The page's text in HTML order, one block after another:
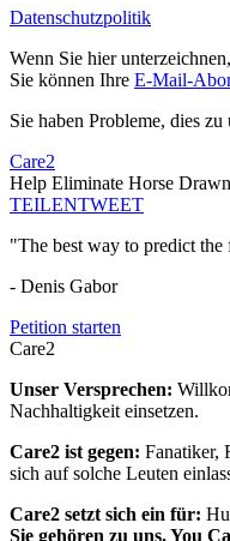
Datenschutzpolitik
Wenn Sie hier
Sie können Ihre E-Mail-
Sie haben Probleme, dies zu
Care2
Help Eliminate Horse
TEILENTWEET
"The best way to predict the
- Denis Gabor
Petition starten
Care2
Unser Versprechen:
Nachhaltigkeit einsetzen.
Care2 ist gegen: Fanatiker,
sich auf solche Leuten
Care2 setzt sich ein für:
Sie gehören zu uns. You